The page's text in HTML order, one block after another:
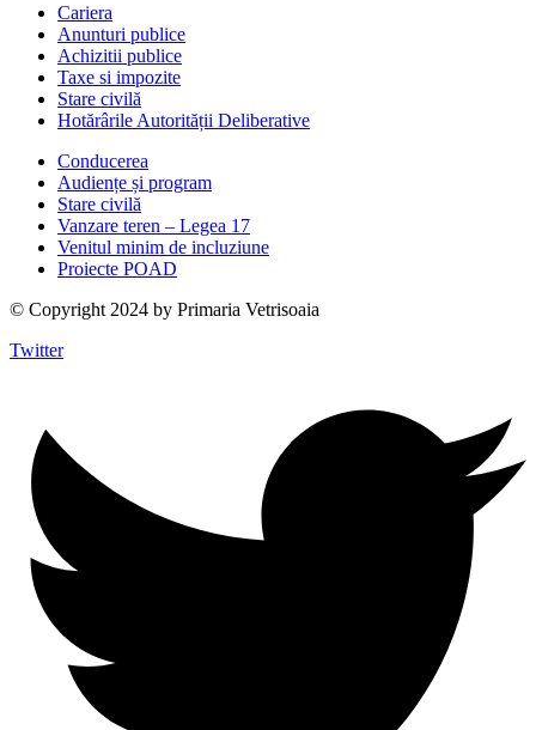
Cariera
Anunturi publice
Achizitii publice
Taxe si impozite
Stare civilă
Hotărârile Autorității Deliberative
Conducerea
Audiențe și program
Stare civilă
Vanzare teren – Legea 17
Venitul minim de incluziune
Proiecte POAD
© Copyright 2024 by Primaria Vetrisoaia
Twitter